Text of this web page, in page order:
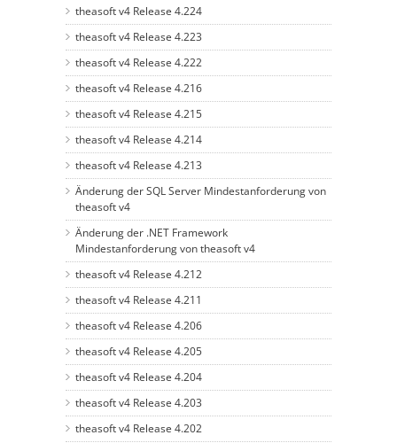
theasoft v4 Release 4.224
theasoft v4 Release 4.223
theasoft v4 Release 4.222
theasoft v4 Release 4.216
theasoft v4 Release 4.215
theasoft v4 Release 4.214
theasoft v4 Release 4.213
Änderung der SQL Server Mindestanforderung von
theasoft v4
Änderung der .NET Framework
Mindestanforderung von theasoft v4
theasoft v4 Release 4.212
theasoft v4 Release 4.211
theasoft v4 Release 4.206
theasoft v4 Release 4.205
theasoft v4 Release 4.204
theasoft v4 Release 4.203
theasoft v4 Release 4.202